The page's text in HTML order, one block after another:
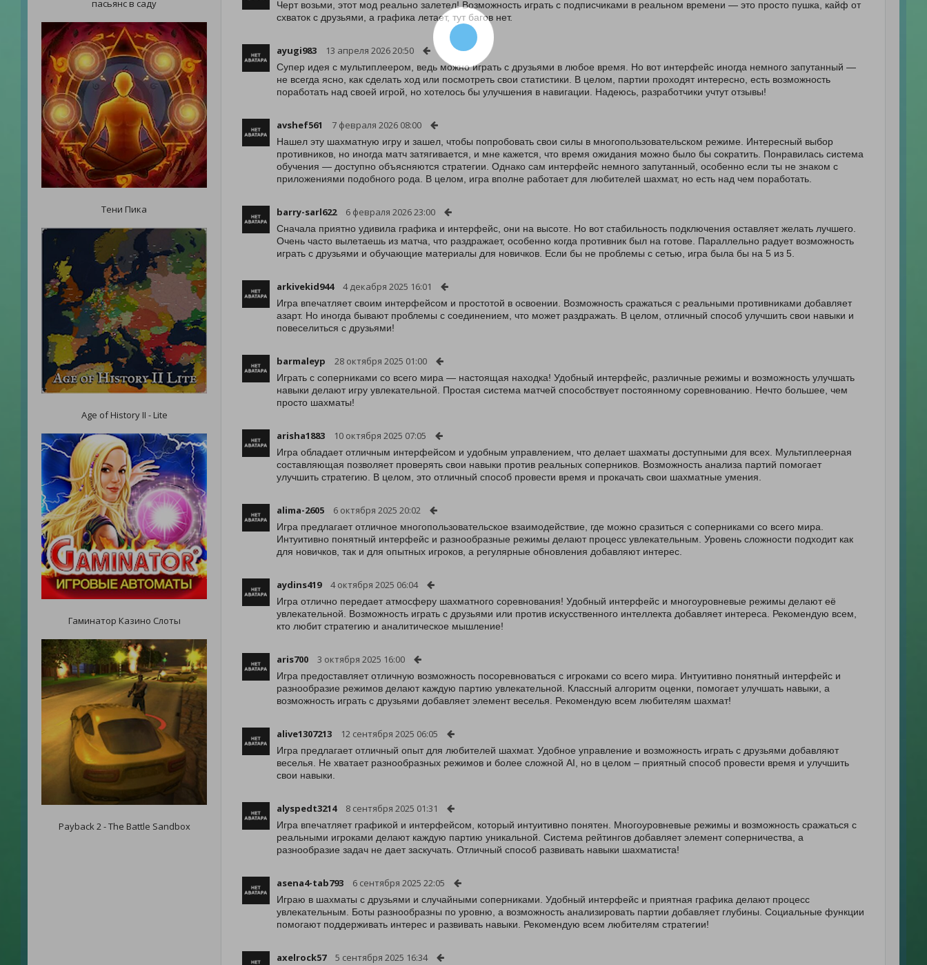
пасьянс в саду
Тени Пика
Age of History II - Lite
Гаминатор Казино Слоты
Payback 2 - The Battle Sandbox
Черт возьми, этот мод реально залетел! Возможность играть с подписчиками в реальном времени — это просто пушка, кайф от
схваток с друзьями, а графика летает, тут багов нет.
ayugi983 13 апреля 2026 20:50
Супер идея с мультиплеером, ведь можно играть с друзьями в любое время. Но вот интерфейс иногда немного запутанный —
не всегда ясно, как сделать ход или посмотреть свои статистики. В целом, партии проходят интересно, есть возможность
поработать над своей игрой, но хотелось бы улучшения в навигации. Надеюсь, разработчики учтут отзывы!
avshef561 7 февраля 2026 08:00
Нашел эту шахматную игру и зашел, чтобы попробовать свои силы в многопользовательском режиме. Интересный выбор
противников, но иногда матч затягивается, и мне кажется, что время ожидания можно было бы сократить. Понравилась система
обучения — доступно объясняются стратегии. Однако сам интерфейс немного запутанный, особенно если ты не знаком с
приложениями подобного рода. В целом, игра вполне работает для любителей шахмат, но есть над чем поработать.
barry-sarl622 6 февраля 2026 23:00
Сначала приятно удивила графика и интерфейс, они на высоте. Но вот стабильность подключения оставляет желать лучшего.
Очень часто вылетаешь из матча, что раздражает, особенно когда противник был на готове. Параллельно радует возможность
играть с друзьями и обучающие материалы для новичков. Если бы не проблемы с сетью, игра была бы на 5 из 5.
arkivekid944 4 декабря 2025 16:01
Игра впечатляет своим интерфейсом и простотой в освоении. Возможность сражаться с реальными противниками добавляет
азарт. Но иногда бывают проблемы с соединением, что может раздражать. В целом, отличный способ улучшить свои навыки и
повеселиться с друзьями!
barmaleyp 28 октября 2025 01:00
Играть с соперниками со всего мира — настоящая находка! Удобный интерфейс, различные режимы и возможность улучшать
навыки делают игру увлекательной. Простая система матчей способствует постоянному соревнованию. Нечто большее, чем
просто шахматы!
arisha1883 10 октября 2025 07:05
Игра обладает отличным интерфейсом и удобным управлением, что делает шахматы доступными для всех. Мультиплеерная
составляющая позволяет проверять свои навыки против реальных соперников. Возможность анализа партий помогает
улучшить стратегию. В целом, это отличный способ провести время и прокачать свои шахматные умения.
alima-2605 6 октября 2025 20:02
Игра предлагает отличное многопользовательское взаимодействие, где можно сразиться с соперниками со всего мира.
Интуитивно понятный интерфейс и разнообразные режимы делают процесс увлекательным. Уровень сложности подходит как
для новичков, так и для опытных игроков, а регулярные обновления добавляют интерес.
aydins419 4 октября 2025 06:04
Игра отлично передает атмосферу шахматного соревнования! Удобный интерфейс и многоуровневые режимы делают её
увлекательной. Возможность играть с друзьями или против искусственного интеллекта добавляет интереса. Рекомендую всем,
кто любит стратегию и аналитическое мышление!
aris700 3 октября 2025 16:00
Игра предоставляет отличную возможность посоревноваться с игроками со всего мира. Интуитивно понятный интерфейс и
разнообразие режимов делают каждую партию увлекательной. Классный алгоритм оценки, помогает улучшать навыки, а
возможность играть с друзьями добавляет элемент веселья. Рекомендую всем любителям шахмат!
alive1307213 12 сентября 2025 06:05
Игра предлагает отличный опыт для любителей шахмат. Удобное управление и возможность играть с друзьями добавляют
веселья. Не хватает разнообразных режимов и более сложной AI, но в целом – приятный способ провести время и улучшить
свои навыки.
alyspedt3214 8 сентября 2025 01:31
Игра впечатляет графикой и интерфейсом, который интуитивно понятен. Многоуровневые режимы и возможность сражаться с
реальными игроками делают каждую партию уникальной. Система рейтингов добавляет элемент соперничества, а
разнообразие задач не дает заскучать. Отличный способ развивать навыки шахматиста!
asena4-tab793 6 сентября 2025 22:05
Играю в шахматы с друзьями и случайными соперниками. Удобный интерфейс и приятная графика делают процесс
увлекательным. Боты разнообразны по уровню, а возможность анализировать партии добавляет глубины. Социальные функции
помогают поддерживать интерес и развивать навыки. Рекомендую всем любителям стратегии!
axelrock57 5 сентября 2025 16:34